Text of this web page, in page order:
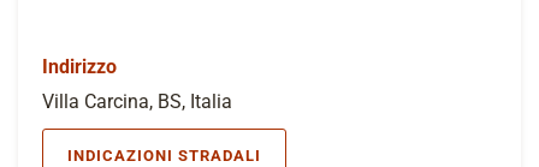
Indirizzo
Villa Carcina, BS, Italia
INDICAZIONI STRADALI